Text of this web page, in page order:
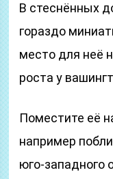
В стеснённых
гораздо
место для неё
роста у
Поместите её
например
юго-западного